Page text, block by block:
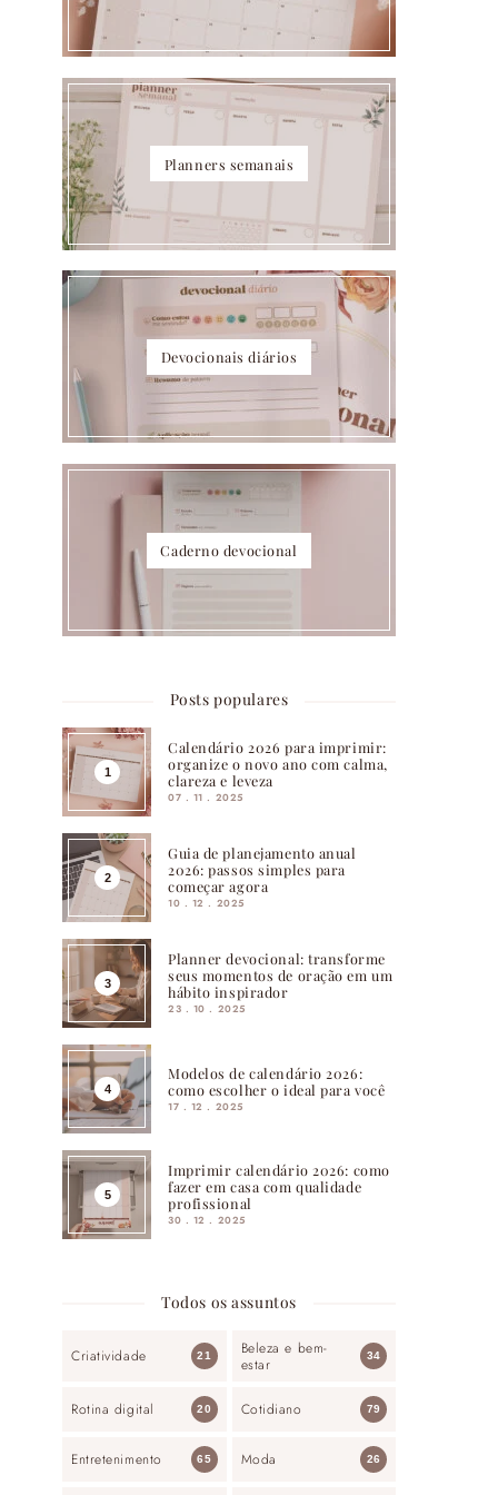
Planners semanais
Devocionais diários
Caderno devocional
Posts populares
Calendário 2026 para imprimir:
organize o novo ano com calma,
clareza e leveza
07 . 11 . 2025
Guia de planejamento anual
2026: passos simples para
começar agora
10 . 12 . 2025
Planner devocional: transforme
seus momentos de oração em um
hábito inspirador
23 . 10 . 2025
Modelos de calendário 2026:
como escolher o ideal para você
17 . 12 . 2025
Imprimir calendário 2026: como
fazer em casa com qualidade
profissional
30 . 12 . 2025
Todos os assuntos
Criatividade 21
Beleza e bem-
estar
34
Rotina digital 20 Cotidiano 79
Entretenimento 65 Moda 26